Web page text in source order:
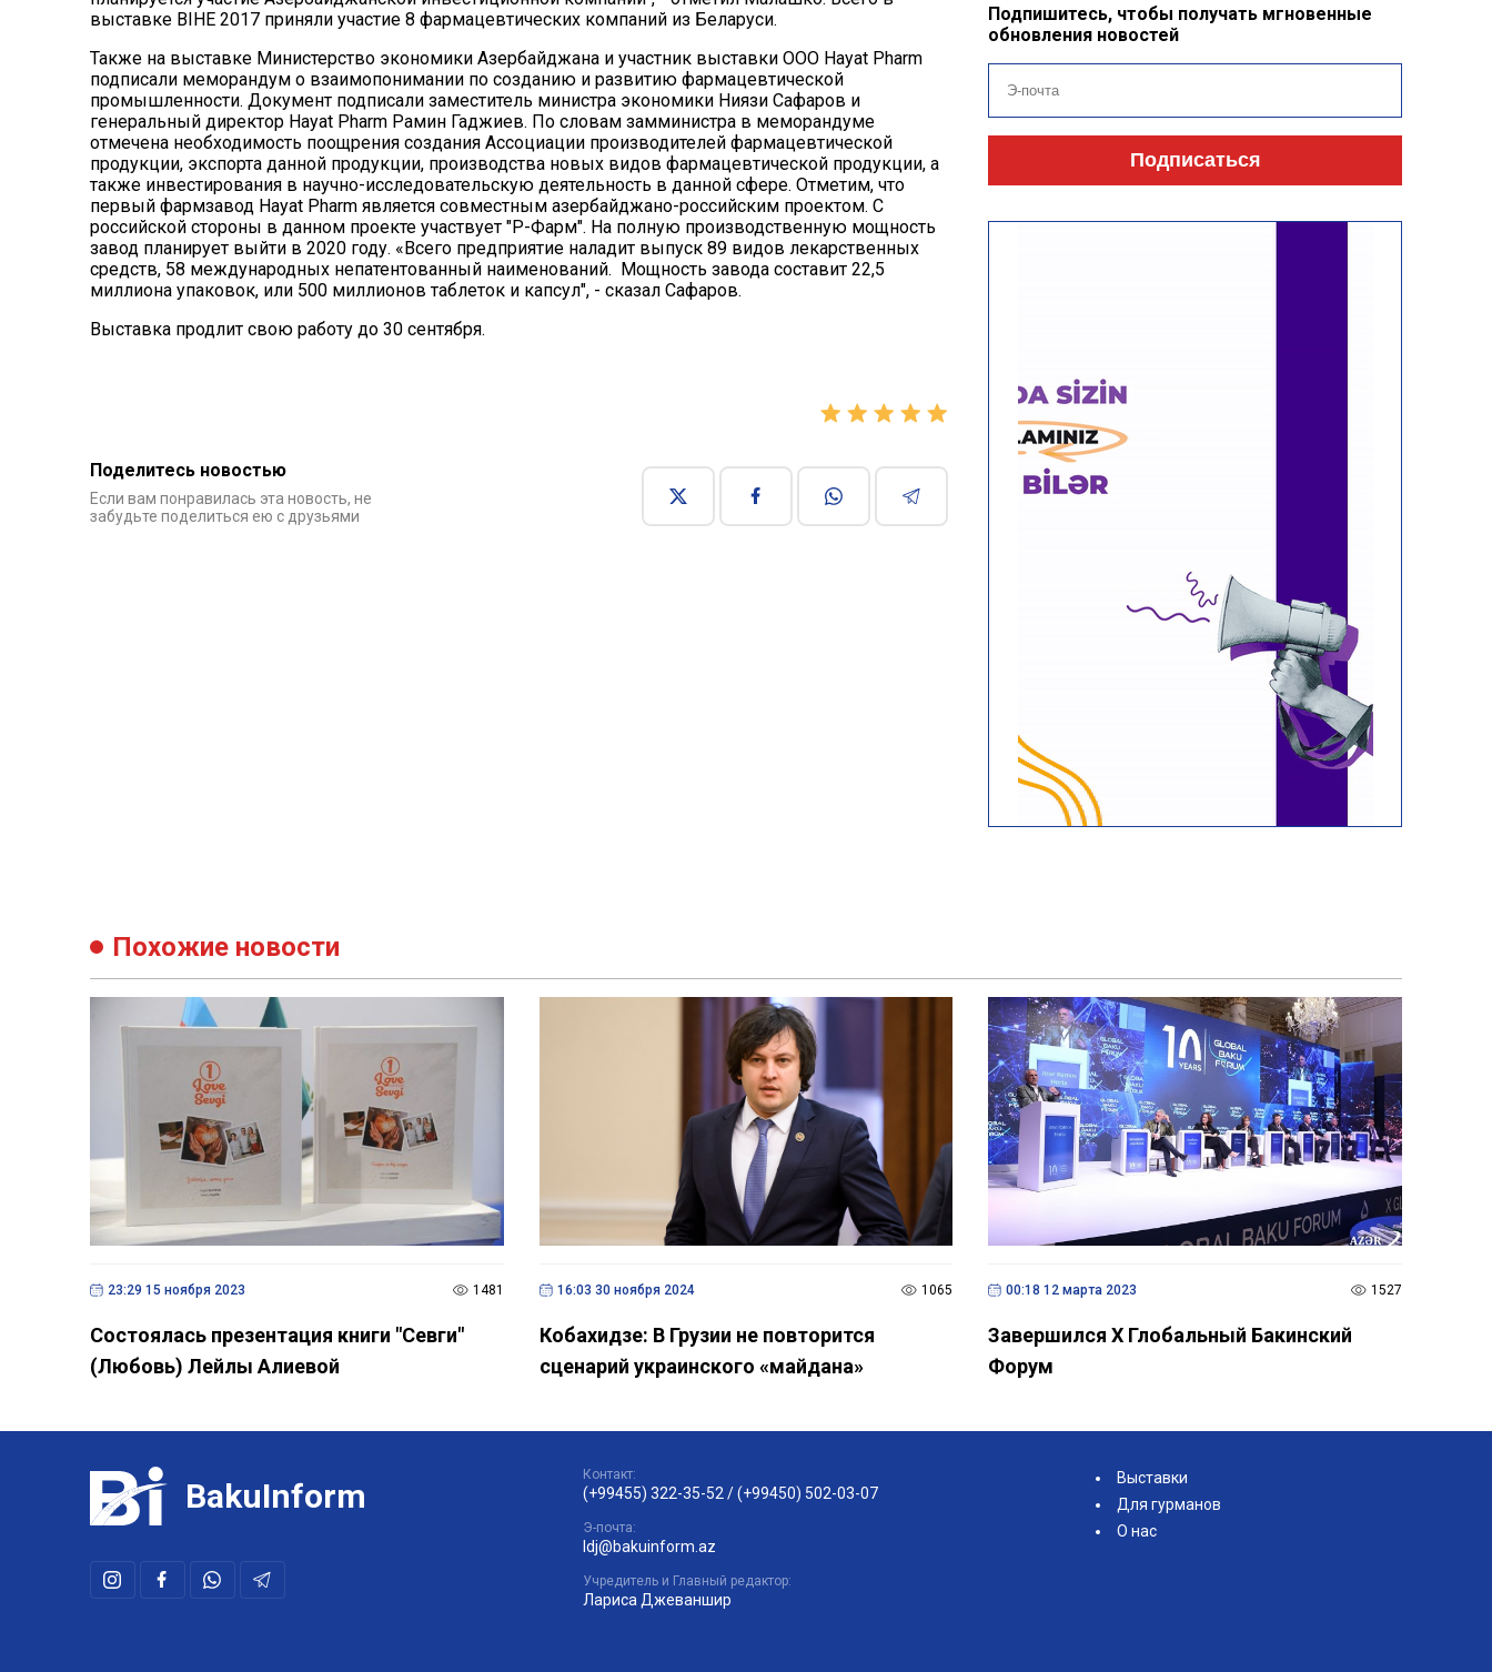
выставке BIHE 2017 приняли участие 8 фармацевтических компаний из Беларуси.
Также на выставке Министерство экономики Азербайджана и участник выставки ООО Hayat Pharm
подписали меморандум о взаимопонимании по созданию и развитию фармацевтической
промышленности. Документ подписали заместитель министра экономики Ниязи Сафаров и
генеральный директор Hayat Pharm Рамин Гаджиев. По словам замминистра в меморандуме
отмечена необходимость поощрения создания Ассоциации производителей фармацевтической
продукции, экспорта данной продукции, производства новых видов фармацевтической продукции, а
также инвестирования в научно-исследовательскую деятельность в данной сфере. Отметим, что
первый фармзавод Hayat Pharm является совместным азербайджано-российским проектом. С
российской стороны в данном проекте участвует "Р-Фарм". На полную производственную мощность
завод планирует выйти в 2020 году. «Всего предприятие наладит выпуск 89 видов лекарственных
средств, 58 международных непатентованный наименований. Мощность завода составит 22,5
миллиона упаковок, или 500 миллионов таблеток и капсул", - сказал Сафаров.
Выставка продлит свою работу до 30 сентября.
Поделитесь новостью
Если вам понравилась эта новость, не
забудьте поделиться ею с друзьями
Подпишитесь, чтобы получать мгновенные
обновления новостей
Подписаться
Похожие новости
23:29 15 ноября 2023 1481
Состоялась презентация книги "Севги"
(Любовь) Лейлы Алиевой
16:03 30 ноября 2024 1065
Кобахидзе: В Грузии не повторится
сценарий украинского «майдана»
00:18 12 марта 2023 1527
Завершился X Глобальный Бакинский
Форум
BakuInform
Контакт:
(+99455) 322-35-52 /(+99450) 502-03-07
Э-почта:
ldj@bakuinform.az
Учредитель и Главный редактор:
Лариса Джеваншир
Выставки
Для гурманов
О нас